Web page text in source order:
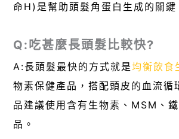
命H)是幫助頭髮角蛋白生成的關鍵
Q:吃甚麼長頭髮比較快?
A:長頭髮最快的方式就是均衡飲食
物素保健產品，搭配頭皮的血流循
品建議使用含有生物素、MSM、
品。